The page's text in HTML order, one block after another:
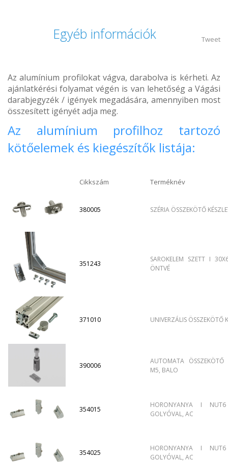
Tweet
Egyéb információk
Az alumínium profilokat vágva, darabolva is kérheti. Az
ajánlatkérési folyamat végén is van lehetőség a Vágási
darabjegyzék / igények megadására, amennyiben most
összesített igényét adja meg.
Az alumínium profilhoz tartozó
kötőelemek és kiegészítők listája:
Cikkszám Terméknév
380005 SZÉRIA ÖSSZEKÖTŐ
351243
SAROKELEM SZETT I
ÖNTVÉ
371010 UNIVERZÁLIS ÖSSZEKÖTŐ
390006
AUTOMATA ÖSSZEKÖTŐ
M5, BALO
354015
HORONYANYA I
GOLYÓVAL, AC
354025
HORONYANYA I
GOLYÓVAL, AC